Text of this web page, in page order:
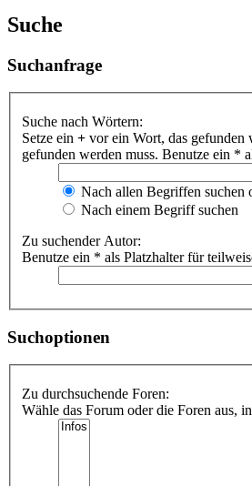
Suche
Suchanfrage
Suche nach Wörtern:
Setze ein + vor ein Wort, das gefunden
gefunden werden muss. Benutze ein *
Nach allen Begriffen suchen
Nach einem Begriff suchen
Zu suchender Autor:
Benutze ein * als Platzhalter für
Suchoptionen
Zu durchsuchende Foren:
Wähle das Forum oder die Foren aus,